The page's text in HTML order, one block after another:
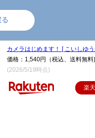
カメラはじめます！ [ こいしゆ
価格：1,540円（税込、送料無料)
(2026/5/19時点)
楽